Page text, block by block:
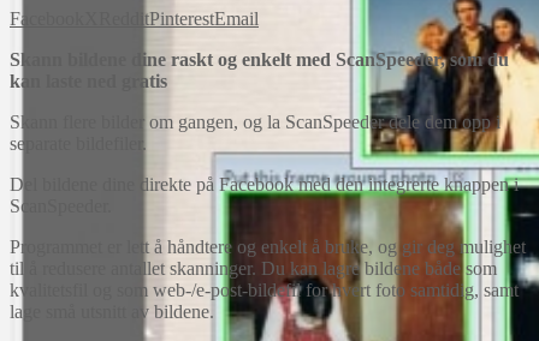
Facebook RedditPinterestEmail
Skann bildene dine raskt og enkelt med ScanSpeeder, som du
kan laste ned gratis
Skann flere bilder om gangen, og la ScanSpeeder dele dem opp i
separate bildefiler.
Del bildene dine direkte på Facebook med den integrerte knappen i
ScanSpeeder.
Programmet er lett å håndtere og enkelt å bruke, og gir deg mulighet
til å redusere antallet skanninger. Du kan lagre bildene både som
kvalitetsfil og som web-/e-post-bildefil for hvert foto samtidig, samt
lage små utsnitt av bildene.